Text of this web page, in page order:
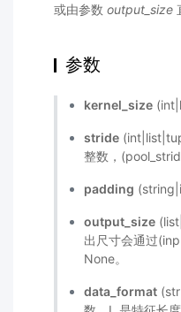
或由参数 output_size
参数
kernel_size
stride
整数，
padding
output_size
出尺寸会通过
None。
data_format